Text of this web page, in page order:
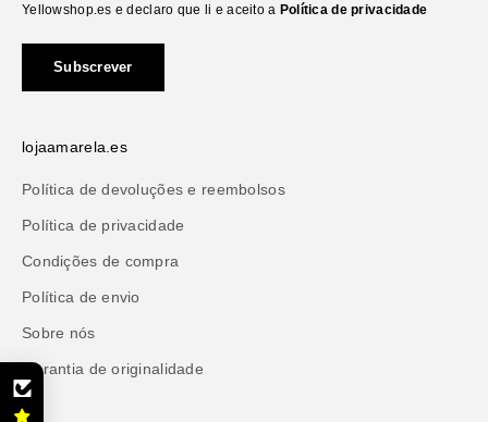
Yellowshop.es e declaro que li e aceito a Política de privacidade
Subscrever
lojaamarela.es
Política de devoluções e reembolsos
Política de privacidade
Condições de compra
Política de envio
Sobre nós
Garantia de originalidade